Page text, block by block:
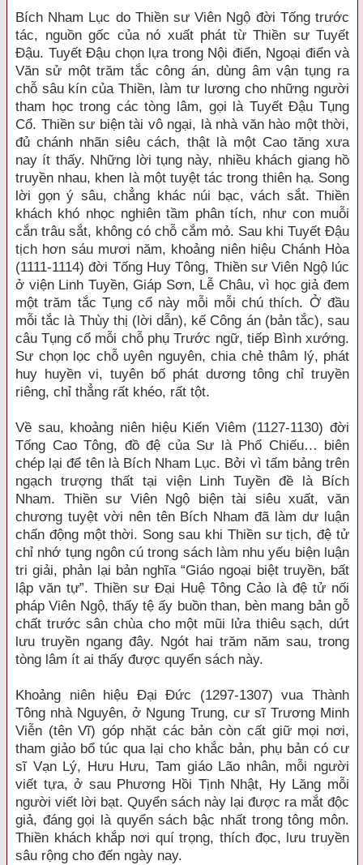
Bích Nham Lục do Thiền sư Viên Ngộ đời Tống trước
tác, nguồn gốc của nó xuất phát từ Thiền sư Tuyết
Đậu. Tuyết Đậu chọn lựa trong Nội điển, Ngoại điển và
Văn sử một trăm tắc công án, dùng âm vận tụng ra
chỗ sâu kín của Thiền, làm tư lương cho những người
tham học trong các tòng lâm, gọi là Tuyết Đậu Tụng
Cổ. Thiền sư biện tài vô ngại, là nhà văn hào một thời,
đủ chánh nhãn siêu cách, thật là một Cao tăng xưa
nay ít thấy. Những lời tụng này, nhiều khách giang hồ
truyền nhau, khen là một tuyệt tác trong thiên hạ. Song
lời gọn ý sâu, chẳng khác núi bạc, vách sắt. Thiền
khách khó nhọc nghiên tầm phân tích, như con muỗi
cắn trâu sắt, không có chỗ cắm mỏ. Sau khi Tuyết Đậu
tịch hơn sáu mươi năm, khoảng niên hiệu Chánh Hòa
(1111-1114) đời Tống Huy Tông, Thiền sư Viên Ngộ lúc
ở viện Linh Tuyền, Giáp Sơn, Lễ Châu, vì học giả đem
một trăm tắc Tụng cổ này mỗi mỗi chú thích. Ở đầu
mỗi tắc là Thùy thị (lời dẫn), kế Công án (bản tắc), sau
câu Tụng cổ mỗi chỗ phụ Trước ngữ, tiếp Bình xướng.
Sư chọn lọc chỗ uyên nguyên, chia chẻ thâm lý, phát
huy huyền vi, tuyên bố phát dương tông chỉ truyền
riêng, chỉ thẳng rất khéo, rất tột.
Về sau, khoảng niên hiệu Kiến Viêm (1127-1130) đời
Tống Cao Tông, đồ đệ của Sư là Phổ Chiếu… biên
chép lại để tên là Bích Nham Lục. Bởi vì tấm bảng trên
ngạch trượng thất tại viện Linh Tuyền đề là Bích
Nham. Thiền sư Viên Ngộ biện tài siêu xuất, văn
chương tuyệt vời nên tên Bích Nham đã làm dư luận
chấn động một thời. Song sau khi Thiền sư tịch, đệ tử
chỉ nhớ tụng ngôn cú trong sách làm nhu yếu biện luận
tri giải, phản lại bản nghĩa “Giáo ngoại biệt truyền, bất
lập văn tự”. Thiền sư Đại Huệ Tông Cảo là đệ tử nối
pháp Viên Ngộ, thấy tệ ấy buồn than, bèn mang bản gỗ
chất trước sân chùa cho một mũi lửa thiêu sạch, dứt
lưu truyền ngang đây. Ngót hai trăm năm sau, trong
tòng lâm ít ai thấy được quyển sách này.
Khoảng niên hiệu Đại Đức (1297-1307) vua Thành
Tông nhà Nguyên, ở Ngung Trung, cư sĩ Trương Minh
Viễn (tên Vĩ) góp nhặt các bản còn cất giữ mọi nơi,
tham giảo bổ túc qua lại cho khắc bản, phụ bản có cư
sĩ Vạn Lý, Hưu Hưu, Tam giáo Lão nhân, mỗi người
viết tựa, ở sau Phương Hồi Tịnh Nhật, Hy Lăng mỗi
người viết lời bạt. Quyển sách này lại được ra mắt độc
giả, đáng gọi là quyển sách bậc nhất trong tông môn.
Thiền khách khắp nơi quí trọng, thích đọc, lưu truyền
sâu rộng cho đến ngày nay.